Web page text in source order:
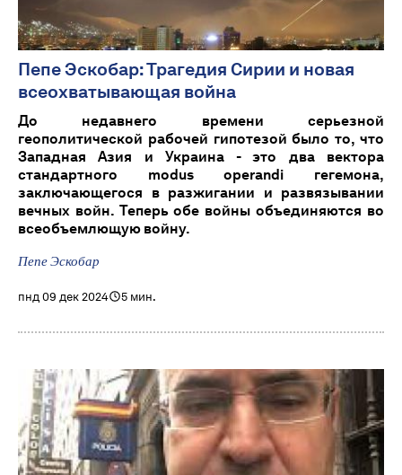
Пепе Эскобар: Трагедия Сирии и новая
всеохватывающая война
До недавнего времени серьезной
геополитической рабочей гипотезой было то, что
Западная Азия и Украина - это два вектора
стандартного modus operandi гегемона,
заключающегося в разжигании и развязывании
вечных войн. Теперь обе войны объединяются во
всеобъемлющую войну.
Пепе Эскобар
пнд 09 дек 2024 5 мин.